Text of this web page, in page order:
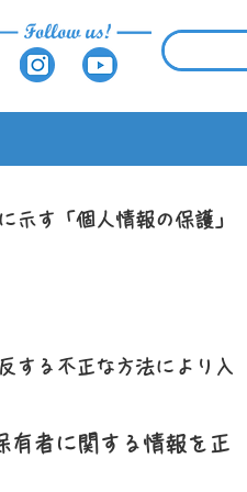
示す「個人情報の保護」
する不正な方法により入
有者に関する情報を正